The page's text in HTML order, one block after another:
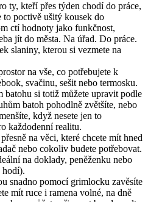
ty, kteří přes týden chodí do práce,
to poctivě ušitý kousek do
ctí hodnoty jako funkčnost,
jít do města. Na úřad. Do práce.
slaniny, kterou si vezmete na
na vše, co potřebujete k
svačinu, sešit nebo termosku.
si totiž můžete upravit podle
batoh pohodlně zvětšíte, nebo
když nesete jen to
každodenní realitu.
na věci, které chcete mít hned
nebo cokoliv budete potřebovat.
na doklady, peněženku nebo
snadno pomocí grimlocku zavěsíte
mít ruce i ramena volné, na dně